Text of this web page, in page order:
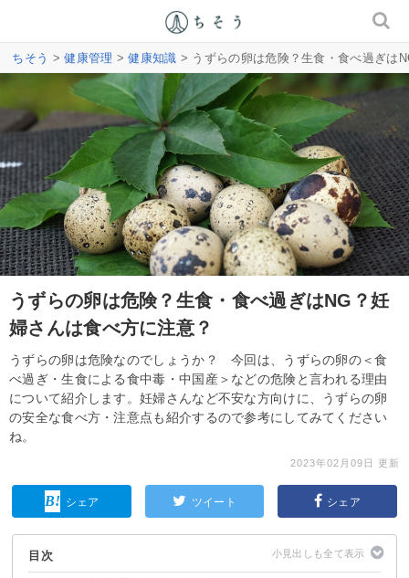
ちそう >健康管理 >健康知識 > うずらの卵は危険？生食・食べ過ぎは
うずらの卵は危険？生食・食べ過ぎはNG？妊
婦さんは食べ方に注意？
うずらの卵は危険なのでしょうか？ 今回は、うずらの卵の＜食
べ過ぎ・生食による食中毒・中国産＞などの危険と言われる理由
について紹介します。妊婦さんなど不安な方向けに、うずらの卵
の安全な食べ方・注意点も紹介するので参考にしてみてください
ね。
2023年02月09日 更新
シェア ツイート シェア
目次